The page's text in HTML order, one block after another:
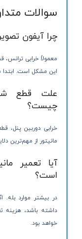
سوالات
چرا آیفون
معمولاً خرابی
این مشکل است. ابتدا
علت قطع
چیست؟
خرابی دوربین پنل،
مانیتور از مهم‌ترین
آیا تعمیر
است؟
در بیشتر موارد بله.
داشته باشد، هزینه
خواهد بود.